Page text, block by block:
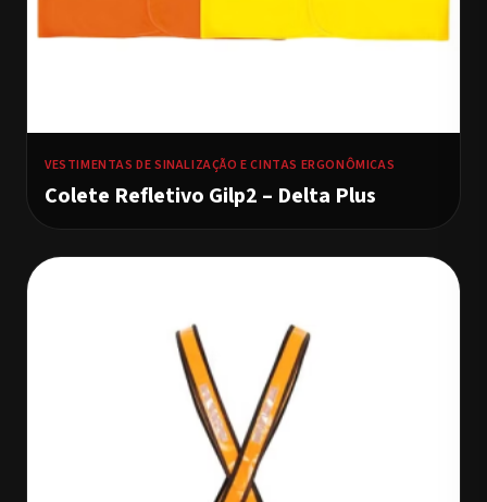
VESTIMENTAS DE SINALIZAÇÃO E CINTAS ERGONÔMICAS
Colete Refletivo Gilp2 – Delta Plus